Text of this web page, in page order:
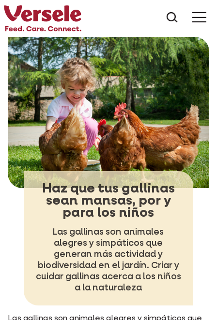
Haz que tus gallinas
sean mansas, por y
para los niños
Las gallinas son animales
alegres y simpáticos que
generan más actividad y
biodiversidad en el jardín. Criar y
cuidar gallinas acerca a los niños
a la naturaleza